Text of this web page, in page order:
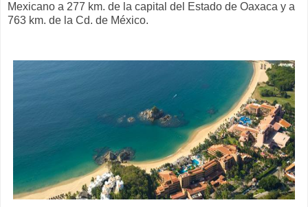
Mexicano a 277 km. de la capital del Estado de Oaxaca y a
763 km. de la Cd. de México.